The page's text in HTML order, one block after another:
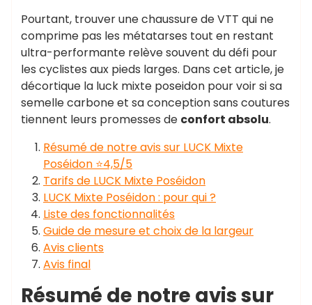
Pourtant, trouver une chaussure de VTT qui ne
comprime pas les métatarses tout en restant
ultra-performante relève souvent du défi pour
les cyclistes aux pieds larges. Dans cet article, je
décortique la luck mixte poseidon pour voir si sa
semelle carbone et sa conception sans coutures
tiennent leurs promesses de confort absolu.
Résumé de notre avis sur LUCK Mixte
Poséidon ⭐4,5/5
Tarifs de LUCK Mixte Poséidon
LUCK Mixte Poséidon : pour qui ?
Liste des fonctionnalités
Guide de mesure et choix de la largeur
Avis clients
Avis final
Résumé de notre avis sur